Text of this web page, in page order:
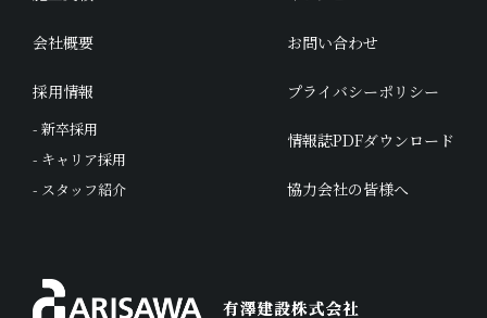
会社概要
採用情報
- 新卒採用
- キャリア採用
- スタッフ紹介
お問い合わせ
プライバシーポリシー
情報誌PDFダウンロード
協力会社の皆様へ